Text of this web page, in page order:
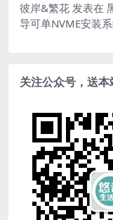
彼岸&繁花 发表在
导可单NVME安装系
关注公众号，送本